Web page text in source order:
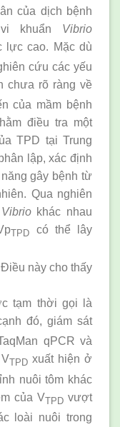
của dịch bệnh
khuẩn Vibrio
lực cao. Mặc dù
cứu các yếu
chưa rõ ràng về
của mầm bệnh
điều tra một
TPD tại Trung
lập, xác định
gây bệnh từ
Qua nghiên
Vibriokhác nhau
TPD có thể lây
này cho thấy
tạm thời gọi là
đó, giám sát
qPCR và
TPD xuất hiện ở
nuôi tôm khác
của VTPD vượt
loài nuôi trong